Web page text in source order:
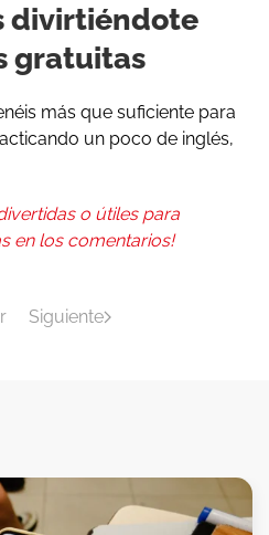
divirtiéndote
gratuitas
más que suficiente para
un poco de inglés,
o útiles para
en los comentarios!
Siguiente